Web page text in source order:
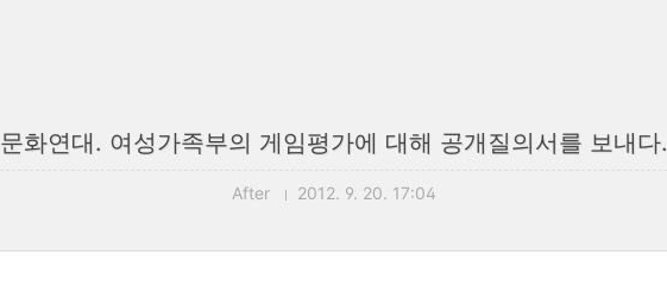
문화연대. 여성가족부의 게임평가에 대해 공개질의서를 보내다.
After 2012. 9. 20. 17:04